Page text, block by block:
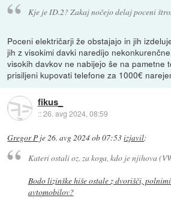
Kje je ID.2? Zakaj nočejo delaj poceni
Poceni električarji že obstajajo in jih
jih z visokimi davki naredijo
visokih davkov ne nabijejo še na pametne
prisiljeni kupovati telefone za 1000€
fikus_
::26. avg 2024, 08:59
Gregor P je26. avg 2024 ob 07:53izjavil:
Kateri ostali oz. za koga, kdo je njihova
Bodo lizinške hiše ostale z dvorišči,
avtomobilov?